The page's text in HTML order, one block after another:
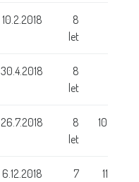
10.2.2018
8
let
30.4.2018
8
let
26.7.2018
8
let
109 cm
6.12.2018
7
115 cm